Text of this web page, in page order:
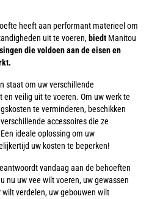
heeft aan performant materieel om
uit te voeren, biedt Manitou
die voldoen aan de eisen en
staat om uw verschillende
veilig uit te voeren. Om uw werk te
te verminderen, beschikken
accessoires die ze
ideale oplossing om uw
uw kosten te beperken!
vandaag aan de behoeften
nu uw vee wilt voeren, uw gewassen
verdelen, uw gebouwen wilt